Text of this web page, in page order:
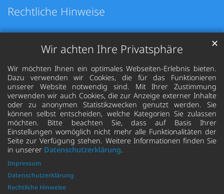
Wir achten Ihre Privatsphäre
Wir möchten Ihnen ein optimales Webseiten-Erlebnis bieten.
Dazu verwenden wir Cookies, die für das Funktionieren
unserer Website notwendig sind. Mit Ihrer Zustimmung
verwenden wir auch Cookies, die zur Anzeige externer Inhalte
oder zu anonymen Statistikzwecken genutzt werden. Sie
können selbst entscheiden, welche Kategorien Sie zulassen
möchten. Bitte beachten Sie, dass auf Basis Ihrer
Einstellungen womöglich nicht mehr alle Funktionalitäten der
Seite zur Verfügung stehen. Weitere Informationen finden Sie
in unserer Datenschutzerklärung.
✕
Impressum
Datenschutzerklärung
Rechtliche Hinweise
Rechtliche Hinweise